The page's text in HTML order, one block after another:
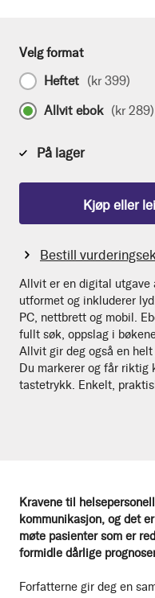
Kravene til
kommunikasjon, og det
møte pasienter som er
formidle dårlige
Forfatterne gir deg en
Velg format
Heftet (kr 399)
Allvit ebok (kr 289)
På lager
Kjøp eller
Bestill
Allvit er en digital utgave
utformet og inkluderer
PC, nettbrett og mobil.
fullt søk, oppslag i
Allvit gir deg også en
Du markerer og får riktig
tastetrykk. Enkelt,